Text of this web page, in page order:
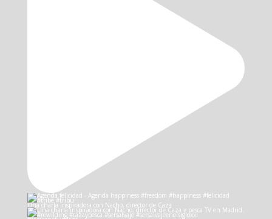
Una charla inspiradora con Nacho, director de Caza